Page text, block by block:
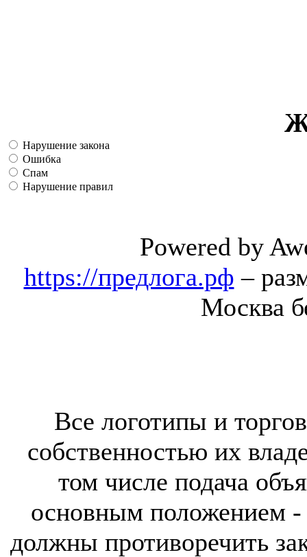
Нарушение закона
Ошибка
Спам
Нарушение правил
Powered by
https://предлога.рф –
Москва
Все логотипы и
собственностью их
том числе подача
основным положением -
должны противоречить